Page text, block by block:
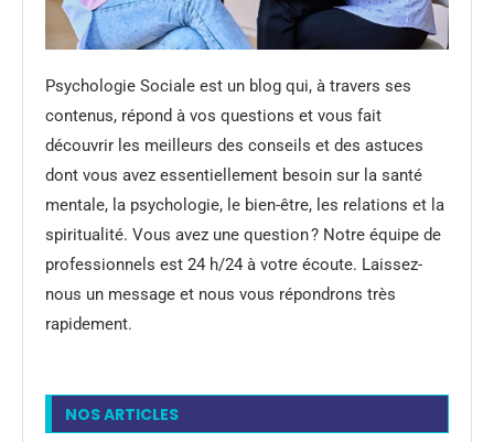
Psychologie Sociale est un blog qui, à travers ses
contenus, répond à vos questions et vous fait
découvrir les meilleurs des conseils et des astuces
dont vous avez essentiellement besoin sur la santé
mentale, la psychologie, le bien-être, les relations et la
spiritualité. Vous avez une question ? Notre équipe de
professionnels est 24 h/24 à votre écoute. Laissez-
nous un message et nous vous répondrons très
rapidement.
NOS ARTICLES